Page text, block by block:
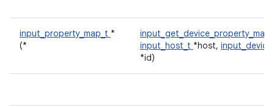
input_property_map_t *
(*
input_get_device_property_map
input_host_t *host,
*id)